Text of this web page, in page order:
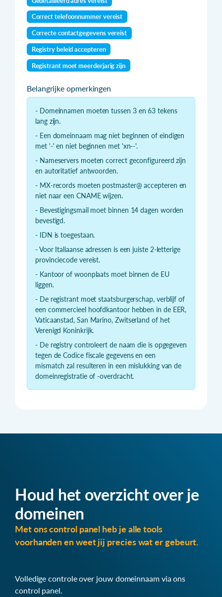
Correct telefoonnummer vereist
Correcte contactgegevens vereist
Registry beleid accepteren
Registrant moet meerderjarig zijn
Belangrijke opmerkingen
- Domeinnamen moeten tussen 3 en 63 tekens
lang zijn.
- Een domeinnaam mag niet beginnen of eindigen
met '-' en niet beginnen met 'xn--'.
- Nameservers moeten correct geconfigureerd zijn
en autoritatief antwoorden.
- MX-records moeten postmaster@ accepteren en
niet naar een CNAME wijzen.
- Bevestigingsmail moet binnen 14 dagen worden
bevestigd.
- IDN is toegestaan.
- Voor Italiaanse adressen is een juiste 2-letterige
provinciecode vereist.
- Kantoor of woonplaats moet binnen de EU
liggen.
- De registrant moet staatsburgerschap, verblijf of
een commercieel hoofdkantoor hebben in de EER,
Vaticaanstad, San Marino, Zwitserland of het
Verenigd Koninkrijk.
- De registry controleert de naam die is opgegeven
tegen de Codice fiscale gegevens en een
mismatch zal resulteren in een mislukking van de
domeinregistratie of -overdracht.
Houd het overzicht over je
domeinen
Met ons control panel heb je alle tools
voorhanden en weet jij precies wat er gebeurt.
Volledige controle over jouw domeinnaam via ons
control panel.